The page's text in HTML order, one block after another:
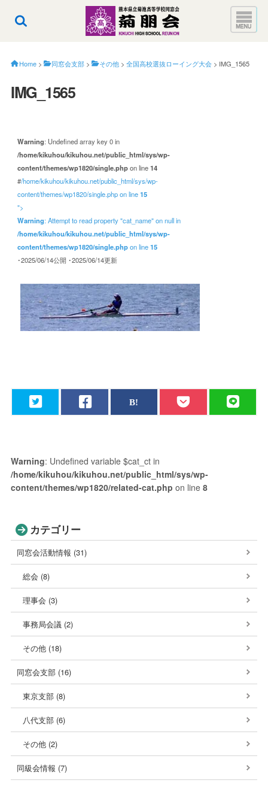
Home > 同窓会支部 > その他 >全国高校選抜ローイング大会 > IMG_1565
IMG_1565
Warning: Undefined array key 0 in
/home/kikuhou/kikuhou.net/public_html/sys/wp-
content/themes/wp1820/single.phpon line14
#/home/kikuhou/kikuhou.net/public_html/sys/wp-
content/themes/wp1820/single.php on line15
">
Warning: Attempt to read property "cat_name" on null in
/home/kikuhou/kikuhou.net/public_html/sys/wp-
content/themes/wp1820/single.phpon line15
･2025/06/14公開 ･2025/06/14更新
Warning: Undefined variable $cat_ct in
/home/kikuhou/kikuhou.net/public_html/sys/wp-
content/themes/wp1820/related-cat.php on line 8
カテゴリー
同窓会活動情報 (31)
総会 (8)
理事会 (3)
事務局会議 (2)
その他 (18)
同窓会支部 (16)
東京支部 (8)
八代支部 (6)
その他 (2)
同級会情報 (7)